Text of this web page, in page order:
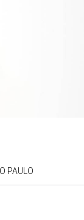
PAULO